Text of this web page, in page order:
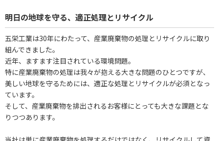
明日の地球を守る、適正処理とリサイクル
五栄工業は30年にわたって、産業廃棄物の処理とリサイクルに取り
組んできました。
近年、ますます注目されている環境問題。
特に産業廃棄物の処理は我々が抱える大きな問題のひとつですが、
美しい地球を守るためには、適正な処理とリサイクルが必須となっ
ています。
そして、産業廃棄物を排出されるお客様にとっても大きな課題とな
りつつあります。